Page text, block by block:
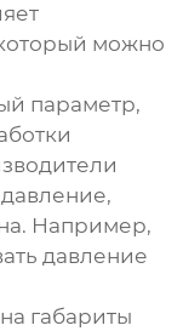
можно
параметр,
Например,
давление
габариты